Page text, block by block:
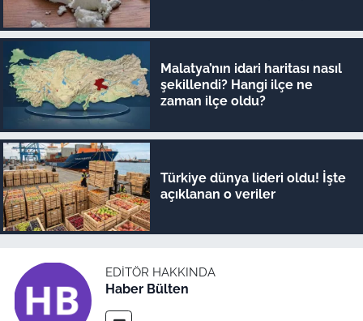
Malatya’nın idari haritası nasıl
şekillendi? Hangi ilçe ne
zaman ilçe oldu?
Türkiye dünya lideri oldu! İşte
açıklanan o veriler
EDITÖR HAKKINDA
Haber Bülten